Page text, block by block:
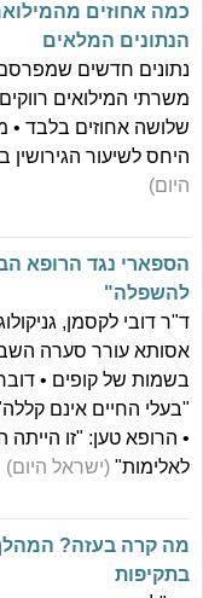
כמה אחוזים
הנתונים המלאים
נתונים חדשים
משרתי המילואים
שלושה אחוזים בלבד •
היחס לשיעור
היום)
הספארי נגד הרופא
להשפלה"
ד"ר דובי לקסמן,
אסותא עורר סערה
בשמות של קופים •
"בעלי החיים אינם
• הרופא טען: "זו
לאלימות" (ישראל היום)
מה קרה בעזה?
בתקיפות